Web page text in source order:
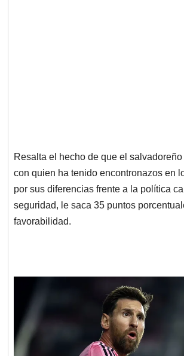
Resalta el hecho de que el
con quien ha tenido encontronazos en
por sus diferencias frente a la política
seguridad, le saca 35 puntos
favorabilidad.